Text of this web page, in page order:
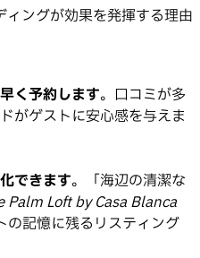
ングが効果を発揮する理由
く予約します。口コミが多
がゲストに安心感を与えま
できます。「海辺の清潔な
Palm Loft by Casa Blanca
の記憶に残るリスティング